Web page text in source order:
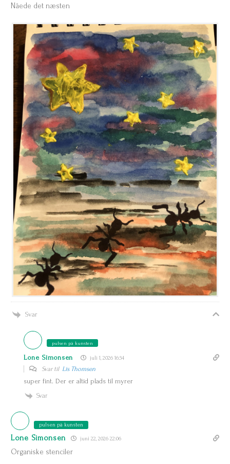
Nåede det næsten
Svar
pulsen på kunsten
Lone Simonsen juli 1, 2026 16:34
Svar til Lis Thomsen
super fint. Der er altid plads til myrer
Svar
pulsen på kunsten
Lone Simonsen juni 22, 2026 22:06
Organiske stenciler